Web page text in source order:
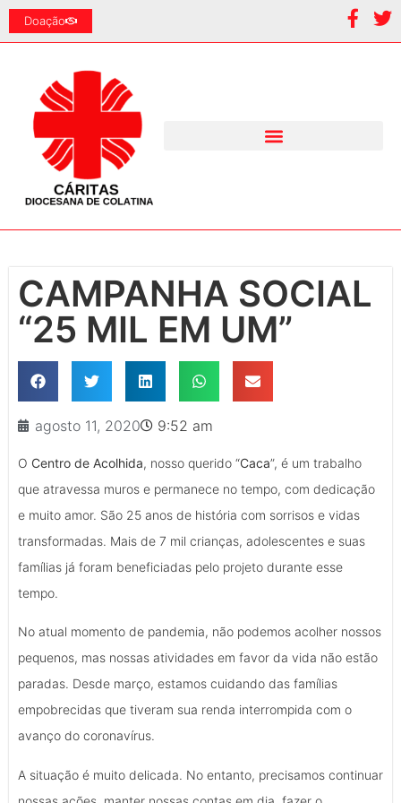
Doação
CAMPANHA SOCIAL
“25 MIL EM UM”
agosto 11, 2020 9:52 am
O Centro de Acolhida, nosso querido “Caca”, é um trabalho
que atravessa muros e permanece no tempo, com dedicação
e muito amor. São 25 anos de história com sorrisos e vidas
transformadas. Mais de 7 mil crianças, adolescentes e suas
famílias já foram beneficiadas pelo projeto durante esse
tempo.
No atual momento de pandemia, não podemos acolher nossos
pequenos, mas nossas atividades em favor da vida não estão
paradas. Desde março, estamos cuidando das famílias
empobrecidas que tiveram sua renda interrompida com o
avanço do coronavírus.
A situação é muito delicada. No entanto, precisamos continuar